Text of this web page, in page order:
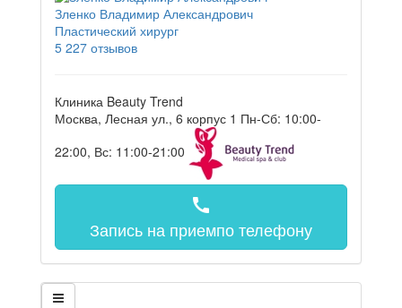
Зленко Владимир Александрович
Пластический хирург
5 227 отзывов
Клиника Beauty Trend
Москва, Лесная ул., 6 корпус 1 Пн-Сб: 10:00-
22:00, Вс: 11:00-21:00
call
Запись на приемпо телефону